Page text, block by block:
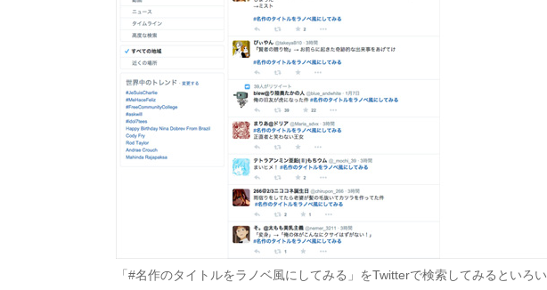
「#名作のタイトルをラノベ風にしてみる」をTwitterで検索してみるといろい